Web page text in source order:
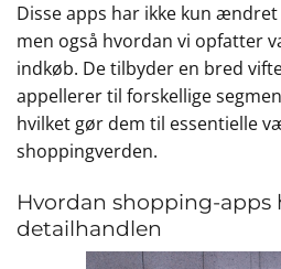
Disse apps har ikke kun
men også hvordan vi opfatter
indkøb. De tilbyder en bred
appellerer til forskellige
hvilket gør dem til essentielle
shoppingverden.
Hvordan shopping-
detailhandlen